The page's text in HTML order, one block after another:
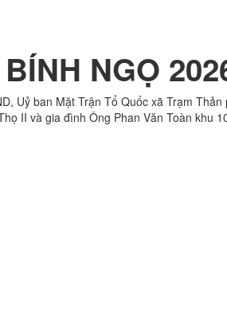
VÀ QUỐC KHÁNH NƯỚC CỘNG HOÀ
NGỌ 2026
Uỷ ban Mặt Trận Tổ Quốc xã Trạm
II và gia đình Ông Phan Văn Toàn khu